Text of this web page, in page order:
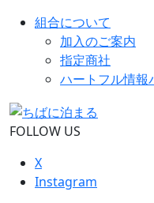
組合について
加入のご案内
指定商社
ハートフル情報
FOLLOW US
X
Instagram